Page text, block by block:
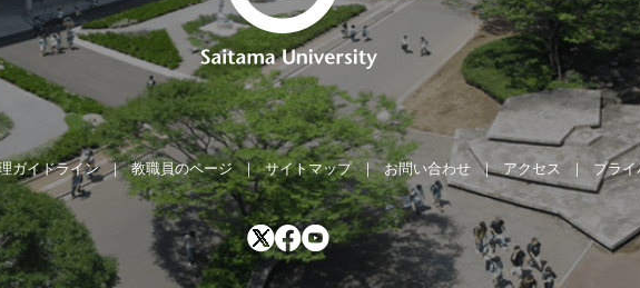
ガイドライン 教職員のページ サイトマップ お問い合わせ アクセス プラ